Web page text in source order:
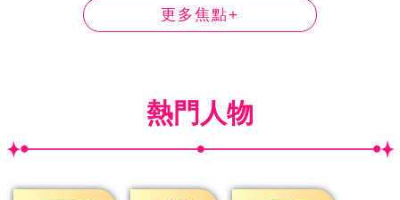
更多焦點+
熱門人物